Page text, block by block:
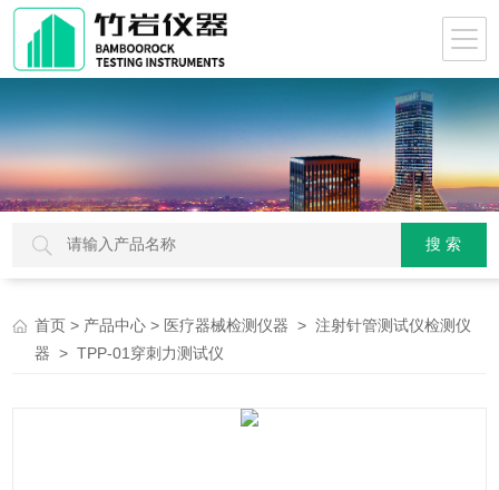
首页 > 产品中心 > 医疗器械检测仪器 >注射针管测试仪检测仪
器 > TPP-01穿刺力测试仪